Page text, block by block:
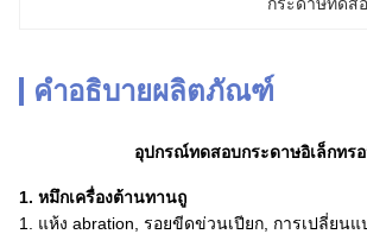
คำอธิบายผลิตภัณฑ์
อุปกรณ์ทดสอบกระดาษอิเล็กทร
1. หมึกเครื่องต้านทานถู
1. แห้ง abration, รอยขีดข่วนเปียก, การเปลี่ยน